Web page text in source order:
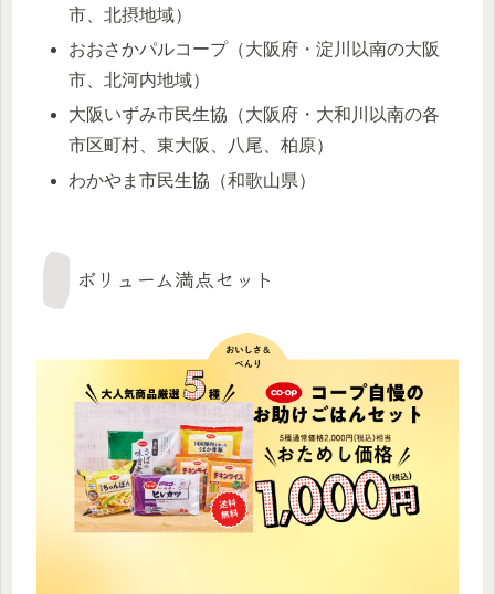
市、北摂地域）
おおさかパルコープ（大阪府・淀川以南の大阪
市、北河内地域）
大阪いずみ市民生協（大阪府・大和川以南の各
市区町村、東大阪、八尾、柏原）
わかやま市民生協（和歌山県）
ボリューム満点セット